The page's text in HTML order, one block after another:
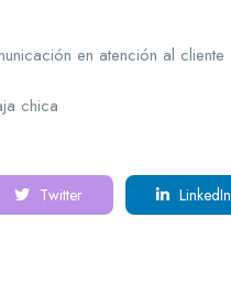
en atención al cliente
chica
Twitter LinkedIn